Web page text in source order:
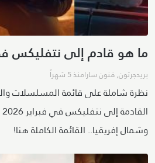
ما هو قادم إلى نتفليكس في
بريدجرتون,فنون سارامنذ 5 شهراً
نظرة شاملة على قائمة المسلسلات
وشمال إفريقيا.. القائمة الكاملة هنا!